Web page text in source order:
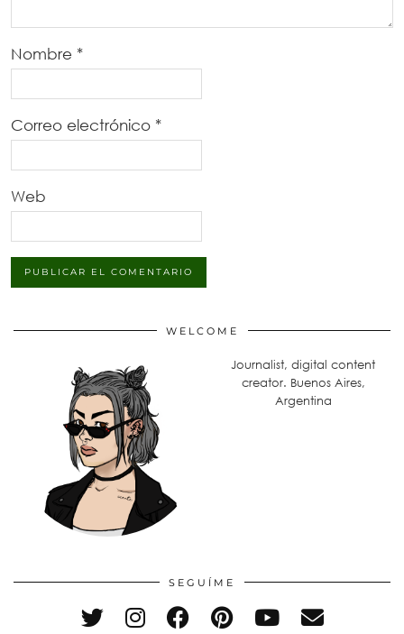
Nombre *
Correo electrónico *
Web
WELCOME
Journalist, digital content
creator. Buenos Aires,
Argentina
SEGUÍME